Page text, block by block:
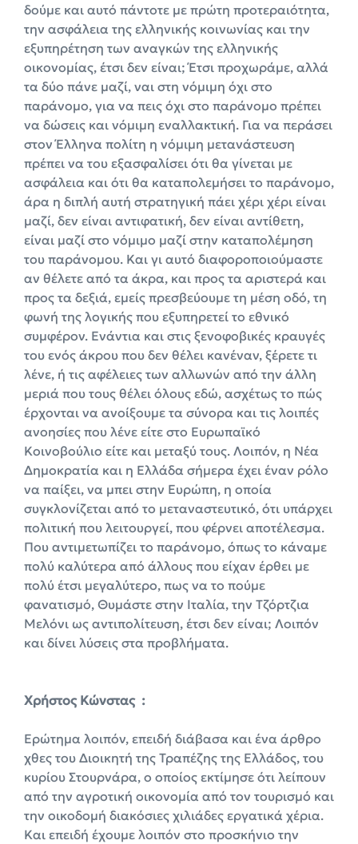
δούμε και αυτό πάντοτε με πρώτη προτεραιότητα,
την ασφάλεια της ελληνικής κοινωνίας και την
εξυπηρέτηση των αναγκών της ελληνικής
οικονομίας, έτσι δεν είναι; Έτσι προχωράμε, αλλά
τα δύο πάνε μαζί, ναι στη νόμιμη όχι στο
παράνομο, για να πεις όχι στο παράνομο πρέπει
να δώσεις και νόμιμη εναλλακτική. Για να περάσει
στον Έλληνα πολίτη η νόμιμη μετανάστευση
πρέπει να του εξασφαλίσει ότι θα γίνεται με
ασφάλεια και ότι θα καταπολεμήσει το παράνομο,
άρα η διπλή αυτή στρατηγική πάει χέρι χέρι είναι
μαζί, δεν είναι αντιφατική, δεν είναι αντίθετη,
είναι μαζί στο νόμιμο μαζί στην καταπολέμηση
του παράνομου. Και γι αυτό διαφοροποιούμαστε
αν θέλετε από τα άκρα, και προς τα αριστερά και
προς τα δεξιά, εμείς πρεσβεύουμε τη μέση οδό, τη
φωνή της λογικής που εξυπηρετεί το εθνικό
συμφέρον. Ενάντια και στις ξενοφοβικές κραυγές
του ενός άκρου που δεν θέλει κανέναν, ξέρετε τι
λένε, ή τις αφέλειες των αλλωνών από την άλλη
μεριά που τους θέλει όλους εδώ, ασχέτως το πώς
έρχονται να ανοίξουμε τα σύνορα και τις λοιπές
ανοησίες που λένε είτε στο Ευρωπαϊκό
Κοινοβούλιο είτε και μεταξύ τους. Λοιπόν, η Νέα
Δημοκρατία και η Ελλάδα σήμερα έχει έναν ρόλο
να παίξει, να μπει στην Ευρώπη, η οποία
συγκλονίζεται από το μεταναστευτικό, ότι υπάρχει
πολιτική που λειτουργεί, που φέρνει αποτέλεσμα.
Που αντιμετωπίζει το παράνομο, όπως το κάναμε
πολύ καλύτερα από άλλους που είχαν έρθει με
πολύ έτσι μεγαλύτερο, πως να το πούμε
φανατισμό, Θυμάστε στην Ιταλία, την Τζόρτζια
Μελόνι ως αντιπολίτευση, έτσι δεν είναι; Λοιπόν
και δίνει λύσεις στα προβλήματα.
Xρήστος Κώνστας :
Ερώτημα λοιπόν, επειδή διάβασα και ένα άρθρο
χθες του Διοικητή της Τραπέζης της Ελλάδος, του
κυρίου Στουρνάρα, ο οποίος εκτίμησε ότι λείπουν
από την αγροτική οικονομία από τον τουρισμό και
την οικοδομή διακόσιες χιλιάδες εργατικά χέρια.
Και επειδή έχουμε λοιπόν στο προσκήνιο την